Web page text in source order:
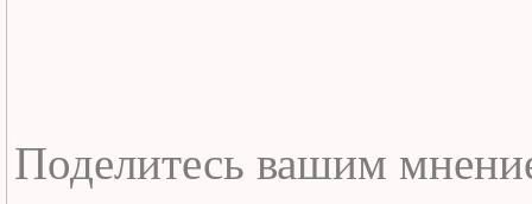
Что делать теперь
знаю